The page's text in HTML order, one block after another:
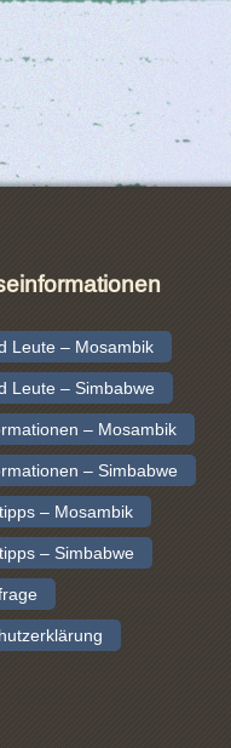
Leute – Mosambik
Leute – Simbabwe
– Mosambik
– Simbabwe
– Mosambik
– Simbabwe